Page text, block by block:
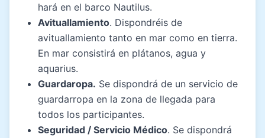
hará en el barco Nautilus.
Avituallamiento. Dispondréis de
avituallamiento tanto en mar como en tierra.
En mar consistirá en plátanos, agua y
aquarius.
Guardaropa. Se dispondrá de un servicio de
guardarropa en la zona de llegada para
todos los participantes.
Seguridad / Servicio Médico. Se dispondrá